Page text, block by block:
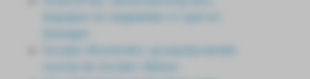
begrijpen en begeleiden in spel en